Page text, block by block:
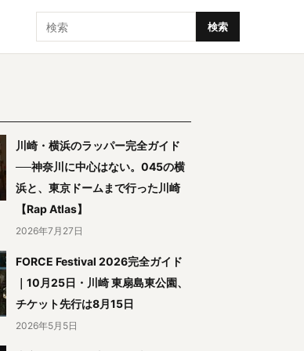
検索 検索
川崎・横浜のラッパー完全ガイド
──神奈川に中心はない。045の横
浜と、東京ドームまで行った川崎
【Rap Atlas】
2026年7月27日
FORCE Festival 2026完全ガイド
｜10月25日・川崎 東扇島東公園、
チケット先行は8月15日
2026年5月5日